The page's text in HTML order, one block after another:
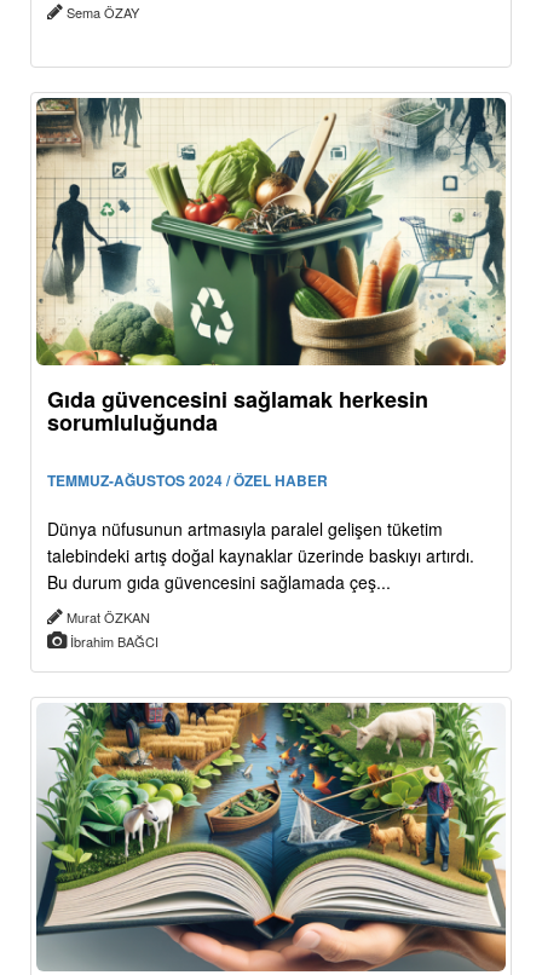
Sema ÖZAY
Gıda güvencesini sağlamak herkesin
sorumluluğunda
TEMMUZ-AĞUSTOS 2024 / ÖZEL HABER
Dünya nüfusunun artmasıyla paralel gelişen tüketim
talebindeki artış doğal kaynaklar üzerinde baskıyı artırdı.
Bu durum gıda güvencesini sağlamada çeş...
Murat ÖZKAN
İbrahim BAĞCI